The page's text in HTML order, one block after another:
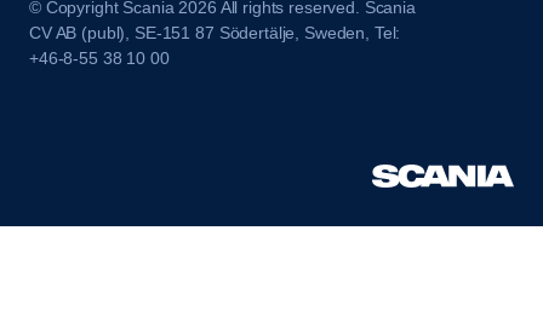
© Copyright Scania 2026 All rights reserved. Scania
CV AB (publ), SE-151 87 Södertälje, Sweden, Tel:
+46-8-55 38 10 00